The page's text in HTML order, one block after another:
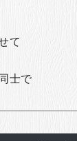
て
士で